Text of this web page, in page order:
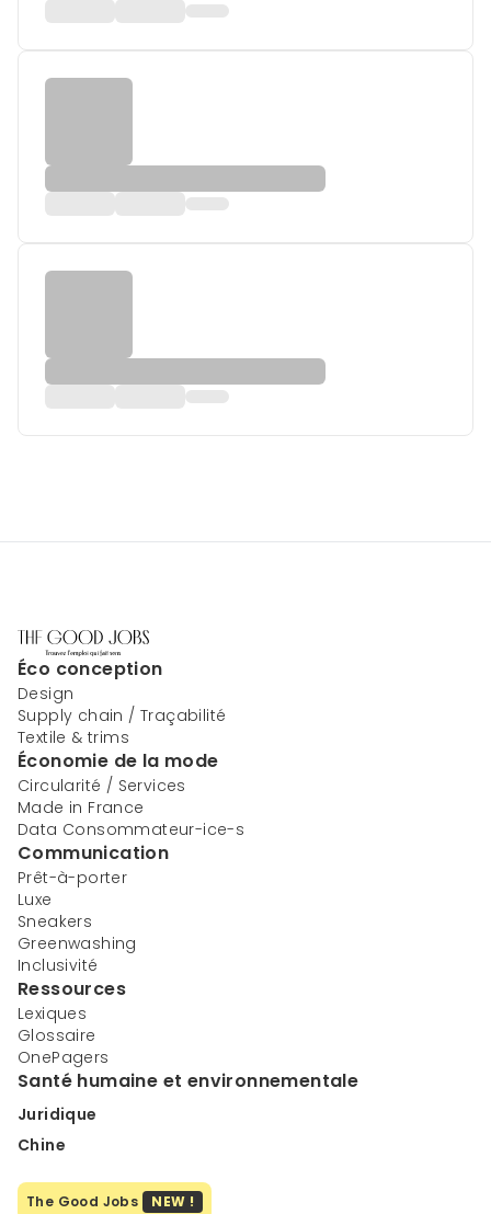
Éco conception
Design
Supply chain / Traçabilité
Textile & trims
Économie de la mode
Circularité / Services
Made in France
Data Consommateur-ice-s
Communication
Prêt-à-porter
Luxe
Sneakers
Greenwashing
Inclusivité
Ressources
Lexiques
Glossaire
OnePagers
Santé humaine et environnementale
Juridique
Chine
The Good Jobs NEW !